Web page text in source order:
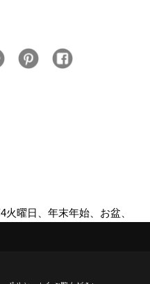
曜日、年末年始、お盆、